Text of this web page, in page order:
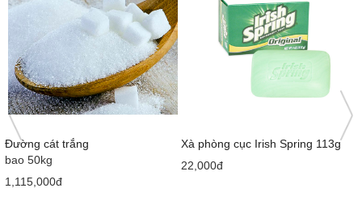
Đường cát trắng
bao 50kg
1,115,000đ
Xà phòng cục Irish Spring 113g
22,000đ